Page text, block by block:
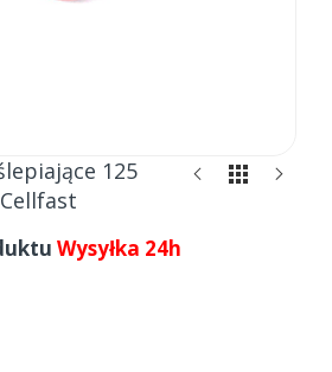
125
Wysyłka 24h